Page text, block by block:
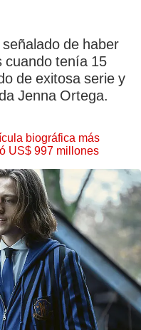
de haber
cuando tenía 15
de exitosa serie y
Jenna Ortega.
biográfica más
US$ 997 millones